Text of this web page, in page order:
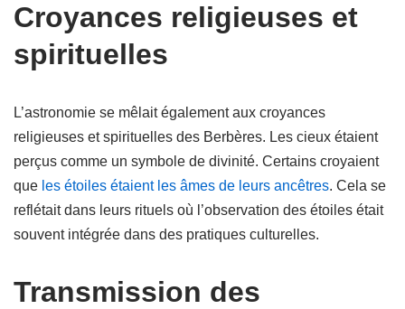
Croyances religieuses et
spirituelles
L’astronomie se mêlait également aux croyances
religieuses et spirituelles des Berbères. Les cieux étaient
perçus comme un symbole de divinité. Certains croyaient
que les étoiles étaient les âmes de leurs ancêtres. Cela se
reflétait dans leurs rituels où l’observation des étoiles était
souvent intégrée dans des pratiques culturelles.
Transmission des